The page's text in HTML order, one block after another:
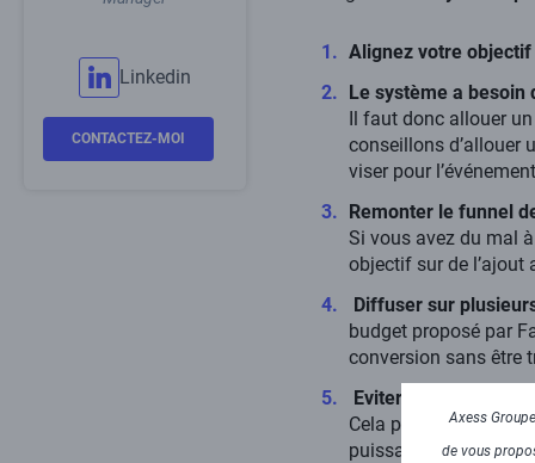
Linkedin
CONTACTEZ-MOI
Alignez votre objectif
Le système a besoin
Il faut donc allouer
conseillons d’allouer
viser pour
Remonter le funnel
Si vous avez du mal
objectif sur de l’ajout
Diffuser sur
budget proposé par
conversion sans être
Eviter la sur-
Cela permet d’avoir
puissance.
Axess
de vous